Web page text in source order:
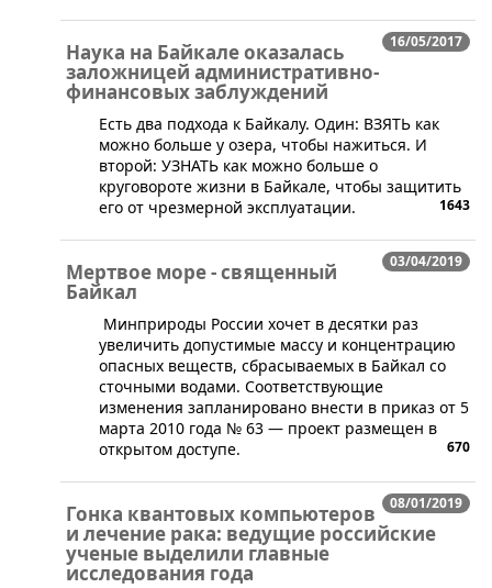
16/05/2017
Наука на Байкале оказалась
заложницей административно-
финансовых заблуждений
Есть два подхода к Байкалу. Один: ВЗЯТЬ как
можно больше у озера, чтобы нажиться. И
второй: УЗНАТЬ как можно больше о
круговороте жизни в Байкале, чтобы защитить
его от чрезмерной эксплуатации.
1643
03/04/2019
Мертвое море - священный
Байкал
Минприроды России хочет в десятки раз
увеличить допустимые массу и концентрацию
опасных веществ, сбрасываемых в Байкал со
сточными водами. Соответствующие
изменения запланировано внести в приказ от 5
марта 2010 года № 63 — проект размещен в
открытом доступе.
670
08/01/2019
Гонка квантовых компьютеров
и лечение рака: ведущие российские
ученые выделили главные
исследования года